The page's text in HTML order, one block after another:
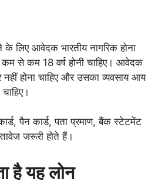
लिए आवेदक भारतीय नागरिक होना
से कम 18 वर्ष होनी चाहिए। आवेदक
होना चाहिए और उसका व्यवसाय आय
पैन कार्ड, पता प्रमाण, बैंक स्टेटमेंट
जरूरी होते हैं।
है यह लोन